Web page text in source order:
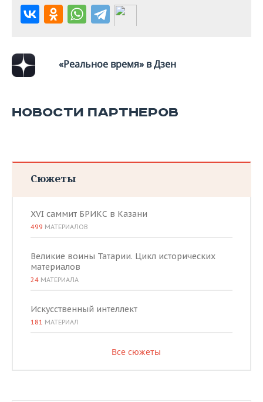
«Реальное время» в Дзен
НОВОСТИ ПАРТНЕРОВ
Сюжеты
XVI саммит БРИКС в Казани
499 МАТЕРИАЛОВ
Великие воины Татарии. Цикл исторических
материалов
24 МАТЕРИАЛА
Искусственный интеллект
181 МАТЕРИАЛ
Все сюжеты